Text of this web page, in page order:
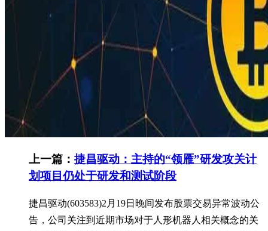
上一篇： 捷昌驱动：主持的“领雁”研发攻关计
划项目仍处于研发和测试阶段
捷昌驱动(603583)2月19日晚间发布股票交易异常波动公
告，公司关注到近期市场对于人形机器人相关概念的关